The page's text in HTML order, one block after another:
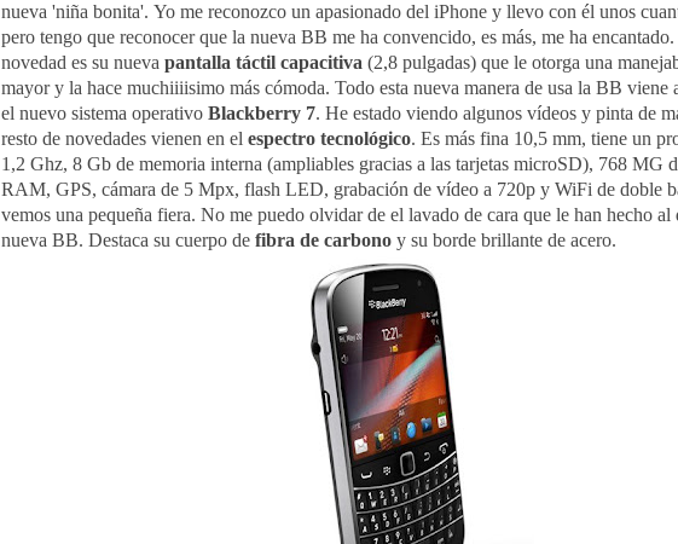
nueva 'niña bonita'. Yo me reconozco un apasionado del iPhone y llevo con él unos
pero tengo que reconocer que la nueva BB me ha convencido, es más, me ha
novedad es su nueva pantalla táctil capacitiva (2,8 pulgadas) que le otorga una
mayor y la hace muchiiiisimo más cómoda. Todo esta nueva manera de usa la BB viene
el nuevo sistema operativo Blackberry 7. He estado viendo algunos vídeos y pinta de
resto de novedades vienen en el espectro tecnológico. Es más fina 10,5 mm, tiene un
1,2 Ghz, 8 Gb de memoria interna (ampliables gracias a las tarjetas microSD), 768 MG
RAM, GPS, cámara de 5 Mpx, flash LED, grabación de vídeo a 720p y WiFi de doble
vemos una pequeña fiera. No me puedo olvidar de el lavado de cara que le han hecho al
nueva BB. Destaca su cuerpo de fibra de carbono y su borde brillante de acero.